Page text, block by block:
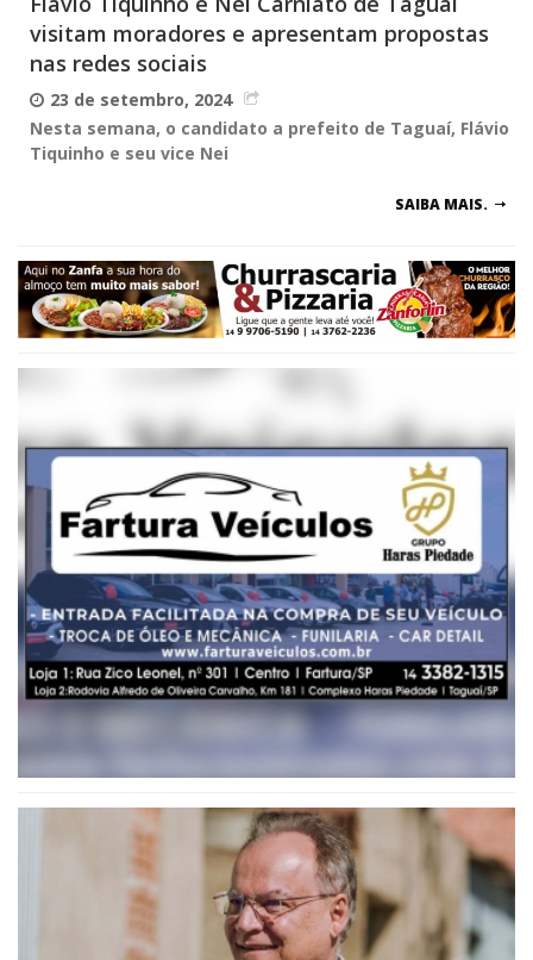
visitam moradores e apresentam propostas
nas redes sociais
23 de setembro, 2024
Nesta semana, o candidato a prefeito de Taguaí, Flávio
Tiquinho e seu vice Nei
SAIBA MAIS.